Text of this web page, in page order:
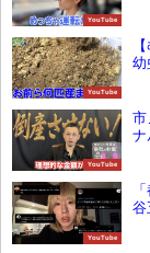
YouTube
YouTube
幼
YouTube
市
ナ
YouTube
谷